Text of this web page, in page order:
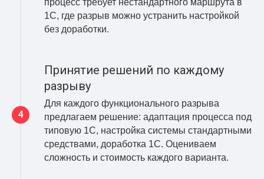
1С, где разрыв можно устранить настройкой
без доработки.
Принятие решений по каждому
разрыву
Для каждого функционального разрыва
предлагаем решение: адаптация процесса под
типовую 1С, настройка системы стандартными
средствами, доработка 1С. Оцениваем
сложность и стоимость каждого варианта.